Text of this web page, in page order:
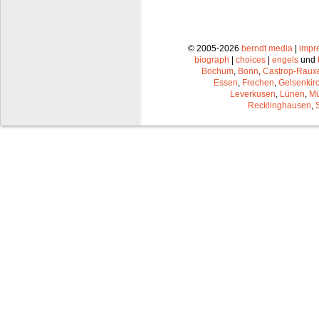
© 2005-2026 berndt media |
biograph | choices | engels und
Bochum Bonn Castrop-
Essen Frechen
Leverkusen Lünen
Recklinghausen